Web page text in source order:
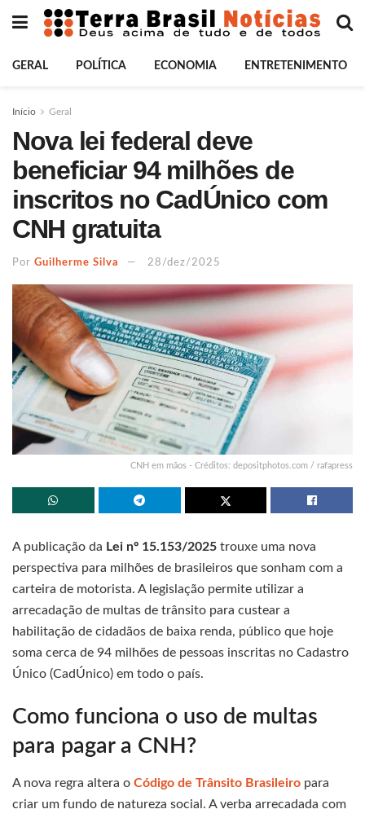
GERAL POLÍTICA ECONOMIA ENTRETENIMENTO
Início Geral
Nova lei federal deve
beneficiar 94 milhões de
inscritos no CadÚnico com
CNH gratuita
Por Guilherme Silva 28/dez/2025
CNH em mãos - Créditos: depositphotos.com / rafapress
A publicação da Lei nº 15.153/2025 trouxe uma nova
perspectiva para milhões de brasileiros que sonham com a
carteira de motorista. A legislação permite utilizar a
arrecadação de multas de trânsito para custear a
habilitação de cidadãos de baixa renda, público que hoje
soma cerca de 94 milhões de pessoas inscritas no Cadastro
Único (CadÚnico) em todo o país.
Como funciona o uso de multas
para pagar a CNH?
A nova regra altera o Código de Trânsito Brasileiro para
criar um fundo de natureza social. A verba arrecadada com